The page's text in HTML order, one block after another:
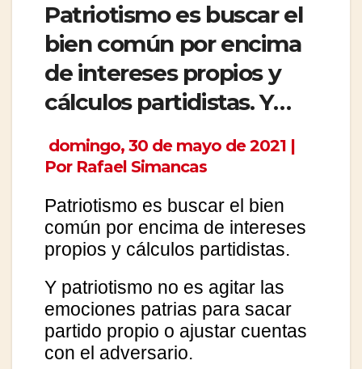
Patriotismo es buscar el
bien común por encima
de intereses propios y
cálculos partidistas. Y…
domingo, 30 de mayo de 2021 |
Por Rafael Simancas
Patriotismo es buscar el bien
común por encima de intereses
propios y cálculos partidistas.
Y patriotismo no es agitar las
emociones patrias para sacar
partido propio o ajustar cuentas
con el adversario.